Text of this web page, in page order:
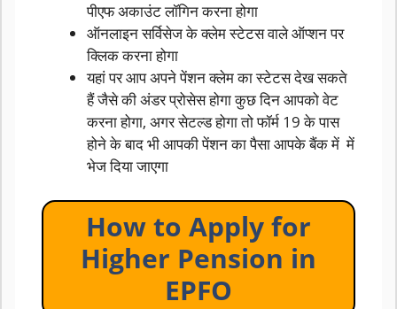
पीएफ अकाउंट लॉगिन करना होगा
ऑनलाइन सर्विसेज के क्लेम स्टेटस वाले ऑप्शन पर
क्लिक करना होगा
यहां पर आप अपने पेंशन क्लेम का स्टेटस देख सकते
हैं जैसे की अंडर प्रोसेस होगा कुछ दिन आपको वेट
करना होगा, अगर सेटल्ड होगा तो फॉर्म 19 के पास
होने के बाद भी आपकी पेंशन का पैसा आपके बैंक में में
भेज दिया जाएगा
How to Apply for
Higher Pension in
EPFO